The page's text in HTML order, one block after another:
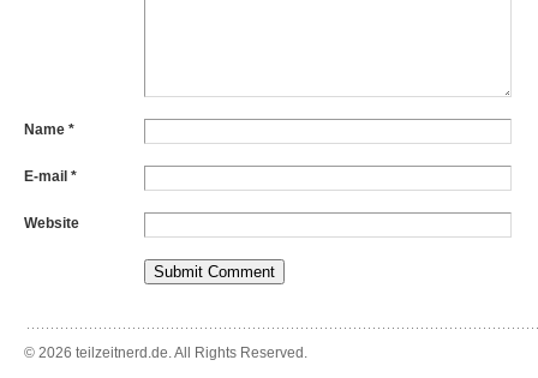
Name *
E-mail *
Website
© 2026 teilzeitnerd.de. All Rights Reserved.